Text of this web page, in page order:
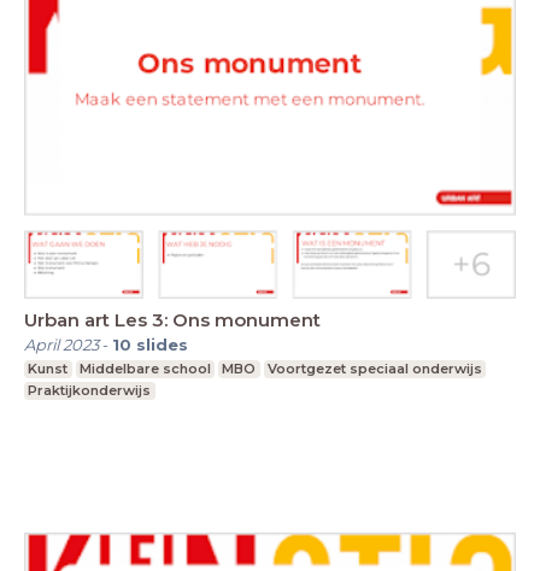
Urban art Les 3: Ons monument
April 2023- 10 slides
Kunst Middelbare school MBO
Voortgezet speciaal onderwijs
Praktijkonderwijs